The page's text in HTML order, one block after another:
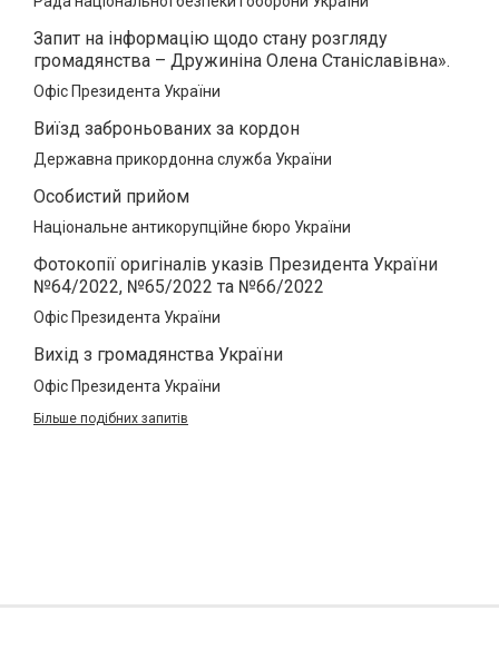
Запит на інформацію щодо стану розгляду
громадянства – Дружиніна Олена Станіславівна».
Офіс Президента України
Виїзд заброньованих за кордон
Державна прикордонна служба України
Особистий прийом
Національне антикорупційне бюро України
Фотокопії оригіналів указів Президента України
№64/2022, №65/2022 та №66/2022
Офіс Президента України
Вихід з громадянства України
Офіс Президента України
Більше подібних запитів